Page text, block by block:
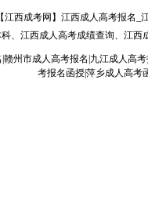
江西成考网】江西成人高考报名
、 江西成人高考成绩查询、 江西
州市成人高考报名|九江成人高
考报名函授|萍乡成人高考